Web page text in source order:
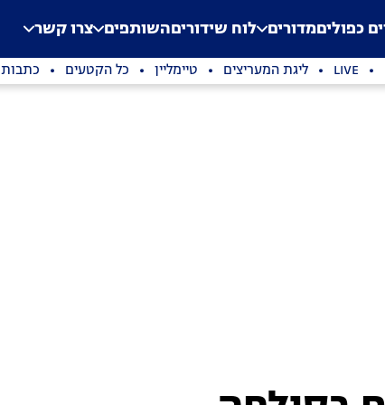
Application error: a
. כפוליםמדורים לוח שידוריםהשותפים צרו קשר
LIVE ליגת המעריצים טיימליין כל הקטעים כתבות